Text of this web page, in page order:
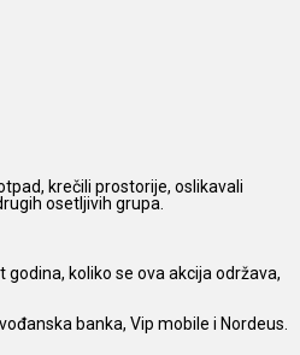
krečili prostorije, oslikavali
osetljivih grupa.
koliko se ova akcija održava,
banka, Vip mobile i Nordeus.